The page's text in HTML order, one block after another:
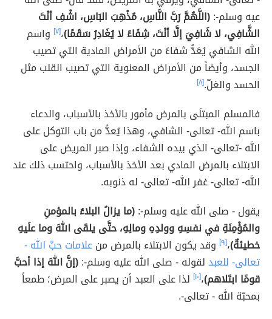
عيه وسلم-:(اللَّهُمَّ رَبَّ النَّاسِ، مُذْهِبَ البَاسِ، اشْفِ أنْتَ
الشَّافِي، لا شَافِيَ إلَّا أنْتَ، شِفَاءً لا يُغَادِرُ سَقَمًا)،[٧]
واسم
الله الشافي يُعَدُّ شفاءً من الأمراض المادية التي تصيب
الجسد، وأيضاً من الأمراض المعنوية التي تصيب القلب مثل
الحسد والغلّ.[٨]
فالمسلم المبتلَى بالمرض مأمور بالأخذ بالأسباب، والدعاء
باسم الله- تعالى- الشافي، وهذا يُعدُّ من باب التوكل على
الله -تعالى- الذي بيده الشفاء، وإذا صبر المريض على
الابتلاء بالمرض المادي بعد الأخذ بالأسباب، واحتسب ذلك عند
الله- تعالى- غفر الله- تعالى- له ذنوبه.
يقول - صلى الله عليه وسلم-:(ما يزالُ البلاءُ بالمؤمنِ
والمُؤْمِنَةِ في نفسِهِ وولدِهِ ومالِهِ، حتَّى يلقَى اللهَ وما علَيهِ
خطيئةٌ)،[٩] وقد يكون الابتلاء بالمرض منعلامات حبِّ الله -
تعالى- للعبدلقوله - صلى الله عليه وسلم-:(إنَّ اللهَ إذا أحبَّ
قومًا ابتَلاهم)،[١٠]
لذا على العبد أن يصبر على المرض؛ طمعاً
بمحبّة الله - تعالى-.